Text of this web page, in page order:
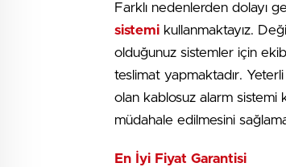
Farklı nedenlerden dolayı
sistemi kullanmaktayız.
olduğunuz sistemler için
teslimat yapmaktadır.
olan kablosuz alarm sistemi
müdahale edilmesini
En İyi Fiyat Garantisi